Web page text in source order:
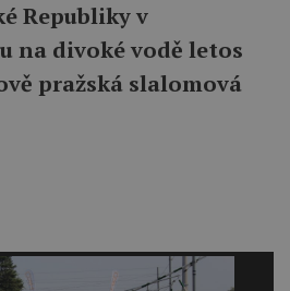
Republiky v
na divoké vodě letos
pražská slalomová